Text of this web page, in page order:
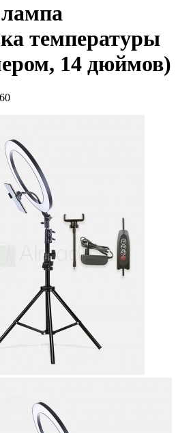
температуры
14 дюймов)